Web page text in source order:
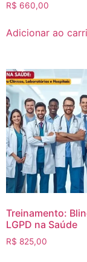
R$ 660,00
Adicionar ao
Treinamento:
LGPD na Saúde
R$ 825,00